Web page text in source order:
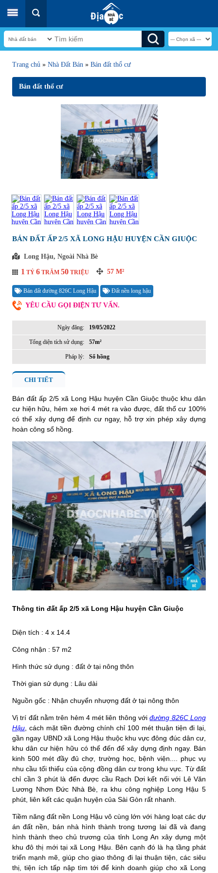
Trang chủ » Nhà Đất Bán » Bán đất thổ cư
Bán đất thổ cư
BÁN ĐẤT ẤP 2/5 XÃ LONG HẬU HUYỆN CẦN GIUỘC
Long Hậu, Ngoài Nhà Bè
1 TỶ 6 TRĂM 50 TRIỆU 57 M²
Bán đất đường 826C Long Hậu Đất nền long hậu
YÊU CẦU GỌI ĐIỆN TƯ VẤN.
Ngày đăng: 19/05/2022
Tổng diện tích sử dụng: 57m²
Pháp lý: Sổ hồng
CHI TIẾT
Bán đất ấp 2/5 xã Long Hậu huyện Cần Giuộc thuộc khu dân
cư hiện hữu, hẻm xe hơi 4 mét ra vào được, đất thổ cư 100%
có thể xây dựng để định cư ngay, hỗ trợ xin phép xây dựng
hoàn công sổ hồng.
Thông tin đất ấp 2/5 xã Long Hậu huyện Cần Giuộc
Diện tích : 4 x 14.4
Công nhận : 57 m2
Hình thức sử dụng : đất ở tại nông thôn
Thời gian sử dụng : Lâu dài
Nguồn gốc : Nhận chuyển nhượng đất ở tại nông thôn
Vị trí đất nằm trên hẻm 4 mét liên thông vớiđường 826C Long
Hậu , cách mặt tiền đường chính chỉ 100 mét thuận tiện đi lại,
gần ngay UBND xã Long Hậu thuộc khu vực đông đúc dân cư,
khu dân cư hiện hữu có thể đến để xây dựng định ngay. Bán
kinh 500 mét đầy đủ chợ, trường học, bệnh viện.... phục vụ
nhu cầu tối thiểu của cộng đồng dân cư trong khu vực. Từ đất
chỉ cần 3 phút là đến được cầu Rạch Dơi kết nối với Lê Văn
Lương Nhơn Đức Nhà Bè, ra khu công nghiệp Long Hậu 5
phút, liên kết các quận huyện của Sài Gòn rất nhanh.
Tiềm năng đất nền Long Hậu vô cùng lớn với hàng loạt các dự
án đất nền, bán nhà hình thành trong tương lai đã và đang
hình thành theo chủ trương của tỉnh Long An xây dựng một
khu đô thị mới tại xã Long Hậu. Bên cạnh đó là hạ tầng phát
triển mạnh mẽ, giúp cho giao thông đi lại thuận tiện, các siêu
thị, tiện ích tấp nập tìm tới để kinh doanh giúp cho xã Long